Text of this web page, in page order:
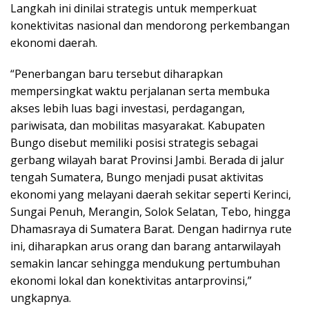
Langkah ini dinilai strategis untuk memperkuat
konektivitas nasional dan mendorong perkembangan
ekonomi daerah.
“Penerbangan baru tersebut diharapkan
mempersingkat waktu perjalanan serta membuka
akses lebih luas bagi investasi, perdagangan,
pariwisata, dan mobilitas masyarakat. Kabupaten
Bungo disebut memiliki posisi strategis sebagai
gerbang wilayah barat Provinsi Jambi. Berada di jalur
tengah Sumatera, Bungo menjadi pusat aktivitas
ekonomi yang melayani daerah sekitar seperti Kerinci,
Sungai Penuh, Merangin, Solok Selatan, Tebo, hingga
Dhamasraya di Sumatera Barat. Dengan hadirnya rute
ini, diharapkan arus orang dan barang antarwilayah
semakin lancar sehingga mendukung pertumbuhan
ekonomi lokal dan konektivitas antarprovinsi,”
ungkapnya.